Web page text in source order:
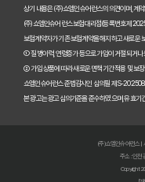
상기 내용은 (주)쇼엠인슈어런스의 의견이며, 계
(주)쇼엠인슈어런스 보험대리점(등록번호 제
보험계약자가 기존 보험계약을 해지하고 새로운
① 질병이력, 연령증가 등으로 가입이 거절되거나
② 가입 상품에 따라 새로운 면책기간 적용 및 보
쇼엠인슈어런스 준법감시인 심의필 제S-
본 광고는 광고심의기준을 준수하였으며, 유효기
(주)쇼엠인슈어런스 |
주소 : 인천
Copyright